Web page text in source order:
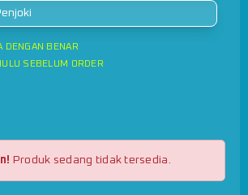
DENGAN BENAR
SEBELUM ORDER
Produk sedang tidak tersedia.